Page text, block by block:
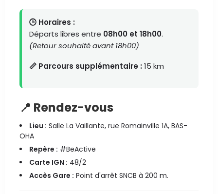
🕒 Horaires :
Départs libres entre 08h00 et 18h00.
(Retour souhaité avant 18h00)
📏 Parcours supplémentaire :15 km
📍 Rendez-vous
Lieu : Salle La Vaillante, rue Romainville 1A, BAS-
OHA
Repère : #BeActive
Carte IGN : 48/2
Accès Gare : Point d'arrêt SNCB à 200 m.